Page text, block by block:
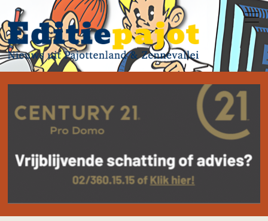
Overslaan en naar de inhoud gaan